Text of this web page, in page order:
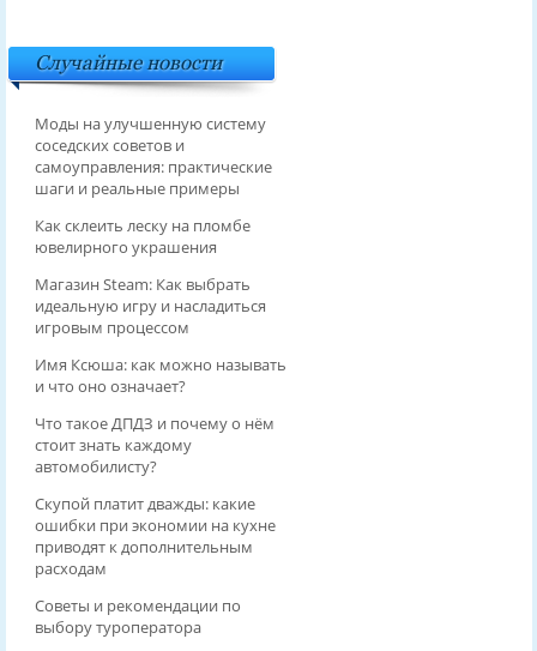
Случайные новости
Моды на улучшенную систему
соседских советов и
самоуправления: практические
шаги и реальные примеры
Как склеить леску на пломбе
ювелирного украшения
Магазин Steam: Как выбрать
идеальную игру и насладиться
игровым процессом
Имя Ксюша: как можно называть
и что оно означает?
Что такое ДПДЗ и почему о нём
стоит знать каждому
автомобилисту?
Скупой платит дважды: какие
ошибки при экономии на кухне
приводят к дополнительным
расходам
Советы и рекомендации по
выбору туроператора